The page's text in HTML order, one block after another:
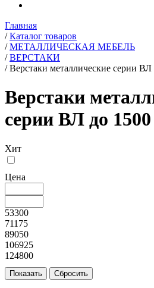
Главная
/ Каталог товаров
/ МЕТАЛЛИЧЕСКАЯ МЕБЕЛЬ
/ ВЕРСТАКИ
/ Верстаки металлические серии ВЛ
Верстаки
серии ВЛ до
Хит
Цена
53300
71175
89050
106925
124800